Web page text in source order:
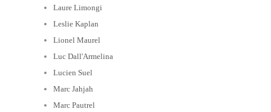
Laure Limongi
Leslie Kaplan
Lionel Maurel
Luc Dall'Armelina
Lucien Suel
Marc Jahjah
Marc Pautrel